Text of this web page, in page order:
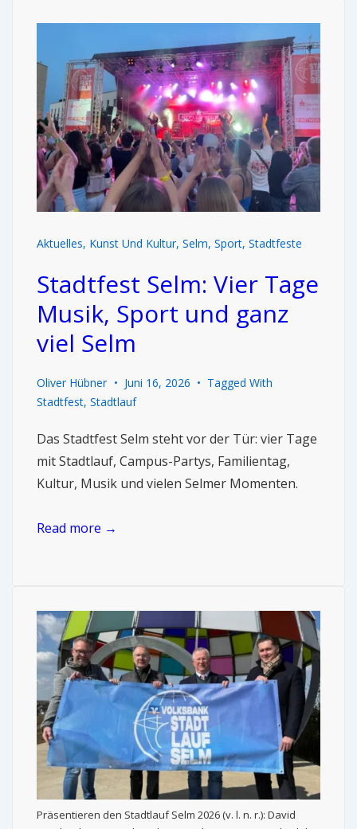
Aktuelles, Kunst Und Kultur, Selm, Sport, Stadtfeste
Stadtfest Selm: Vier Tage
Musik, Sport und ganz
viel Selm
Oliver Hübner Juni 16, 2026
Tagged With
Stadtfest, Stadtlauf
Das Stadtfest Selm steht vor der Tür: vier Tage
mit Stadtlauf, Campus-Partys, Familientag,
Kultur, Musik und vielen Selmer Momenten.
Read more →
Präsentieren den Stadtlauf Selm 2026 (v. l. n. r.): David